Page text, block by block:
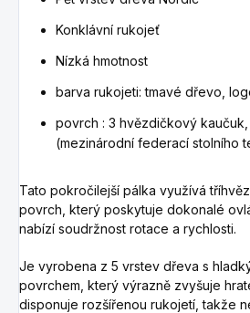
Konklávní rukojeť
Nízká hmotnost
barva rukojeti: tmavé dřevo,
povrch : 3 hvězdičkový
(mezinárodní federací stolního
Tato pokročilejší pálka využívá
povrch, který poskytuje dokonalé
nabízí soudržnost rotace a rychlosti.
Je vyrobena z 5 vrstev dřeva s
povrchem, který výrazně zvyšuje
disponuje rozšířenou rukojetí, takže